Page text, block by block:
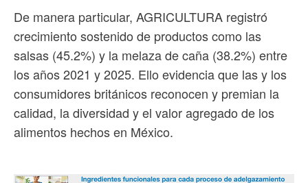
De manera particular, AGRICULTURA registró
crecimiento sostenido de productos como las
salsas (45.2%) y la melaza de caña (38.2%) entre
los años 2021 y 2025. Ello evidencia que las y los
consumidores británicos reconocen y premian la
calidad, la diversidad y el valor agregado de los
alimentos hechos en México.